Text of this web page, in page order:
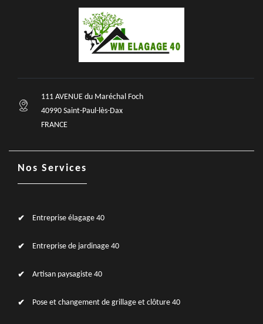
111 AVENUE du Maréchal Foch
40990 Saint-Paul-lès-Dax
FRANCE
Nos Services
Entreprise élagage 40
Entreprise de jardinage 40
Artisan paysagiste 40
Pose et changement de grillage et clôture 40